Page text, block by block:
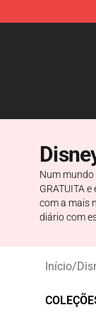
Num mundo
GRATUITA
com a mais
diário com
Início/